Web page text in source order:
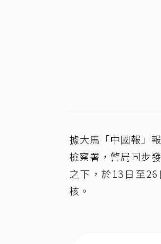
據大馬「中國報」
檢察署，警局同步
之下，於13日至
核。